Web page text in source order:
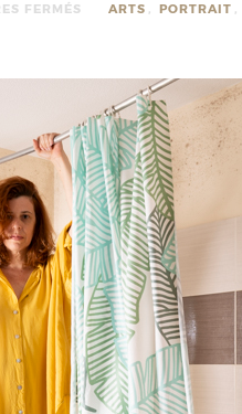
FERMÉS ARTS , PORTRAIT ,